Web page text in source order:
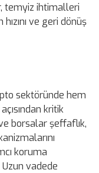
temyiz ihtimalleri
ve geri dönüş
sektöründe hem
kritik
borsalar şeffaflık,
koruma
vadede